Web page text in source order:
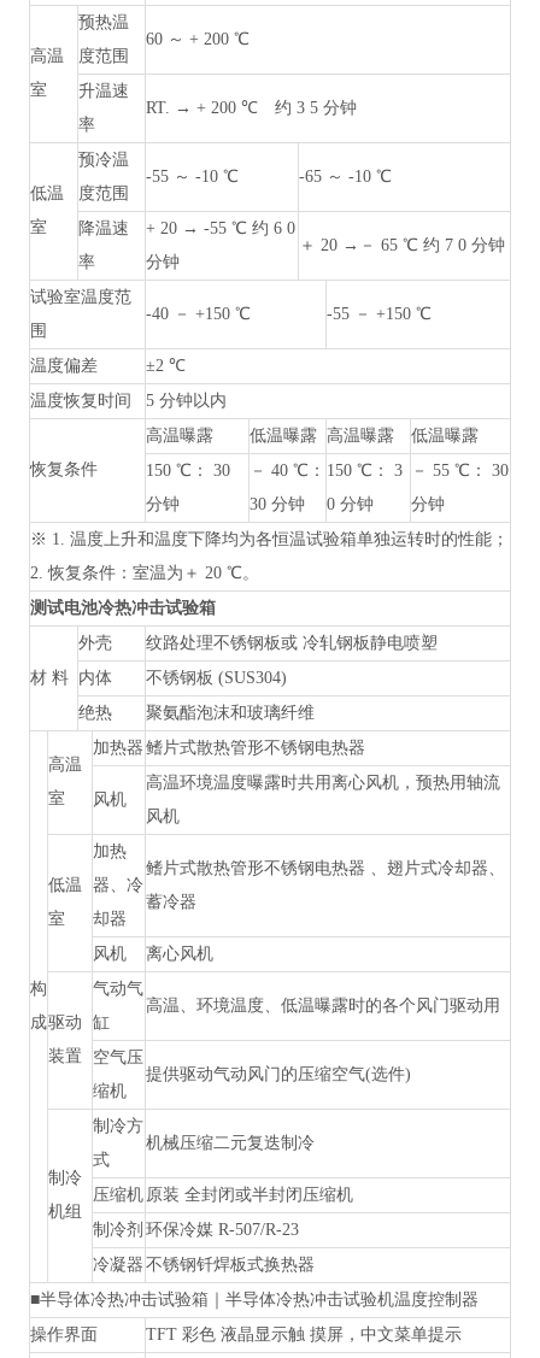
高温
室
预热温
度范围
60 ～ + 200 ℃
升温速
率
RT. → + 200 ℃ 约 3 5 分钟
低温
室
预冷温
度范围
-55 ～ -10 ℃ -65 ～ -10 ℃
降温速
率
+ 20 → -55 ℃ 约 6 0
分钟
＋ 20 →－ 65 ℃ 约 7 0 分钟
试验室温度范
围
-40 － +150 ℃ -55 － +150 ℃
温度偏差
±2 ℃
温度恢复时间
5 分钟以内
恢复条件
高温曝露 低温曝露 高温曝露
低温曝露
150 ℃： 30
分钟
－ 40 ℃：
30 分钟
150 ℃： 3
0 分钟
－ 55 ℃： 30
分钟
※ 1. 温度上升和温度下降均为各恒温试验箱单独运转时的性能；
2. 恢复条件：室温为＋ 20 ℃。
测试电池冷热冲击试验箱
材 料
外壳 纹路处理不锈钢板或 冷轧钢板静电喷塑
内体
不锈钢板 (SUS304)
绝热
聚氨酯泡沫和玻璃纤维
构
成
高温
室
加热器 鳍片式散热管形不锈钢电热器
风机
高温环境温度曝露时共用离心风机，预热用轴流
风机
低温
室
加热
器、冷
却器
鳍片式散热管形不锈钢电热器
、翅片式冷却器、
蓄冷器
风机 离心风机
驱动
装置
气动气
缸
高温、环境温度、低温曝露时的各个风门驱动用
空气压
缩机
提供驱动气动风门的压缩空气(选件)
制冷
机组
制冷方
式
机械压缩二元复迭制冷
压缩机 原装 全封闭或半封闭压缩机
制冷剂 环保冷媒R-507/R-23
冷凝器 不锈钢钎焊板式换热器
■半导体冷热冲击试验箱｜半导体冷热冲击试验机温度控制器
操作界面
TFT 彩色 液晶显示触 摸屏，中文菜单提示